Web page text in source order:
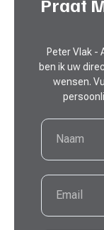
Peter Vlak -
ben ik uw
wensen.